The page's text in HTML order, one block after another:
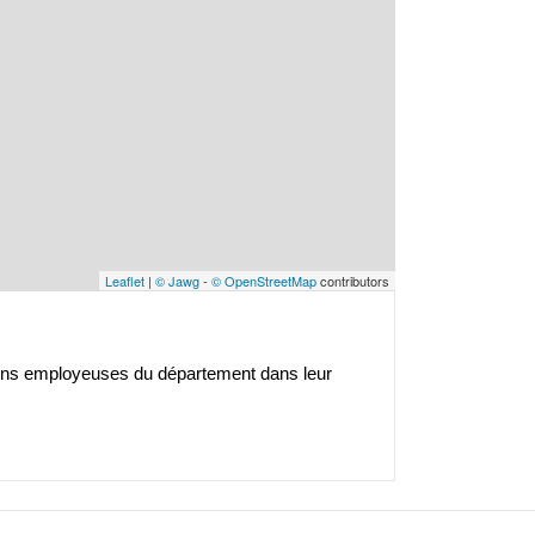
Leaflet | © Jawg- © OpenStreetMapcontributors
employeuses du département dans leur